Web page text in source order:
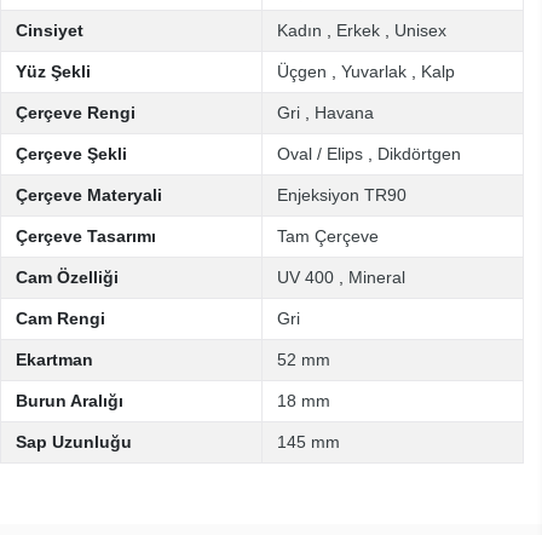
Cinsiyet Kadın Erkek Unisex
Yüz Şekli Üçgen Yuvarlak Kalp
Çerçeve Rengi Gri Havana
Çerçeve Şekli Oval / Elips Dikdörtgen
Çerçeve Materyali Enjeksiyon TR90
Çerçeve Tasarımı Tam Çerçeve
Cam Özelliği UV 400 Mineral
Cam Rengi Gri
Ekartman 52 mm
Burun Aralığı 18 mm
Sap Uzunluğu 145 mm